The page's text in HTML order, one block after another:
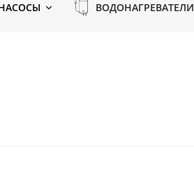
ВОДОНАГРЕВАТЕЛИ